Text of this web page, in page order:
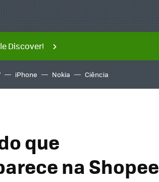
Discover!
iPhone Nokia Ciência
que
na Shopee